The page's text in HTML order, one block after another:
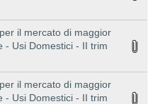
il mercato di maggior
- Usi Domestici - II trim
il mercato di maggior
- Usi Domestici - II trim